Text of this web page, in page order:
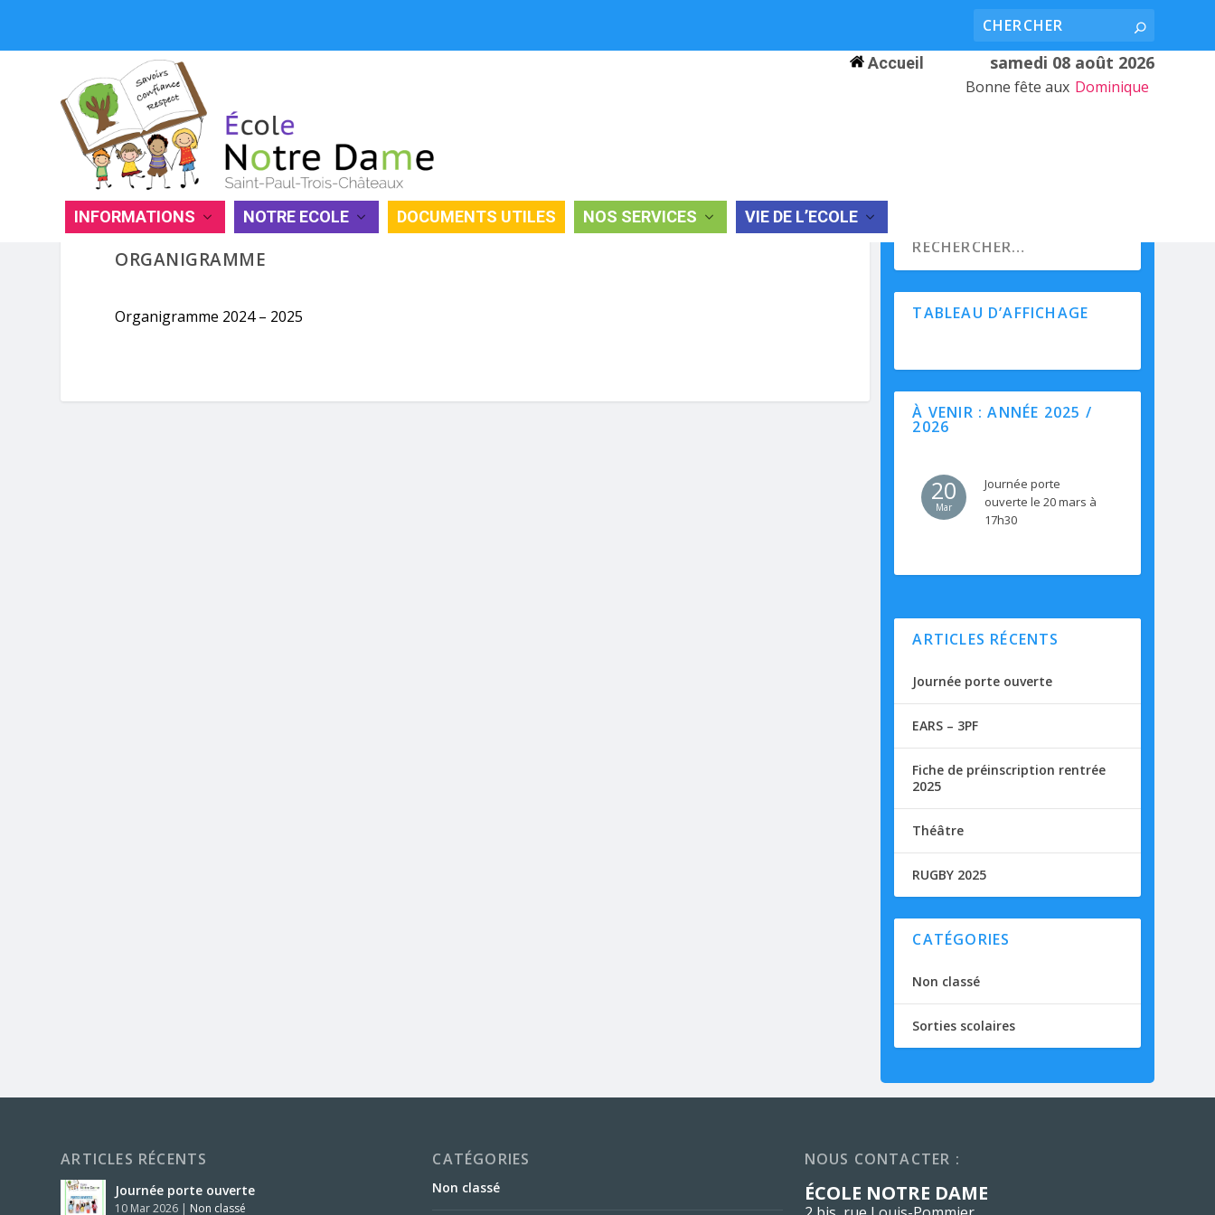
INFORMATIONS NOTRE ECOLE DOCUMENTS UTILES NOS SERVICES VIE DE L’ECOLE
Accueil samedi 08 août 2026
Bonne fête aux Dominique
ORGANIGRAMME
Organigramme 2024 – 2025 TABLEAU D’AFFICHAGE
À VENIR : ANNÉE 2025 /
2026
20
Mar
Journée porte
ouverte le 20 mars à
17h30
ARTICLES RÉCENTS
Journée porte ouverte
EARS – 3PF
Fiche de préinscription rentrée
2025
Théâtre
RUGBY 2025
CATÉGORIES
Non classé
Sorties scolaires
ARTICLES RÉCENTS
Journée porte ouverte
10 Mar 2026 | Non classé
CATÉGORIES
Non classé
NOUS CONTACTER :
ÉCOLE NOTRE DAME